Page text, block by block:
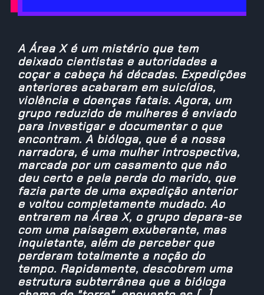
A Área X é um mistério que tem
deixado cientistas e autoridades a
coçar a cabeça há décadas. Expedições
anteriores acabaram em suicídios,
violência e doenças fatais. Agora, um
grupo reduzido de mulheres é enviado
para investigar e documentar o que
encontram. A bióloga, que é a nossa
narradora, é uma mulher introspectiva,
marcada por um casamento que não
deu certo e pela perda do marido, que
fazia parte de uma expedição anterior
e voltou completamente mudado. Ao
entrarem na Área X, o grupo depara-se
com uma paisagem exuberante, mas
inquietante, além de perceber que
perderam totalmente a noção do
tempo. Rapidamente, descobrem uma
estrutura subterrânea que a bióloga